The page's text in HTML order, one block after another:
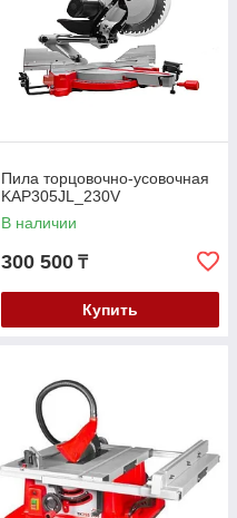
Пила торцовочно-усовочная
KAP305JL_230V
В наличии
300 500 ₸
Купить